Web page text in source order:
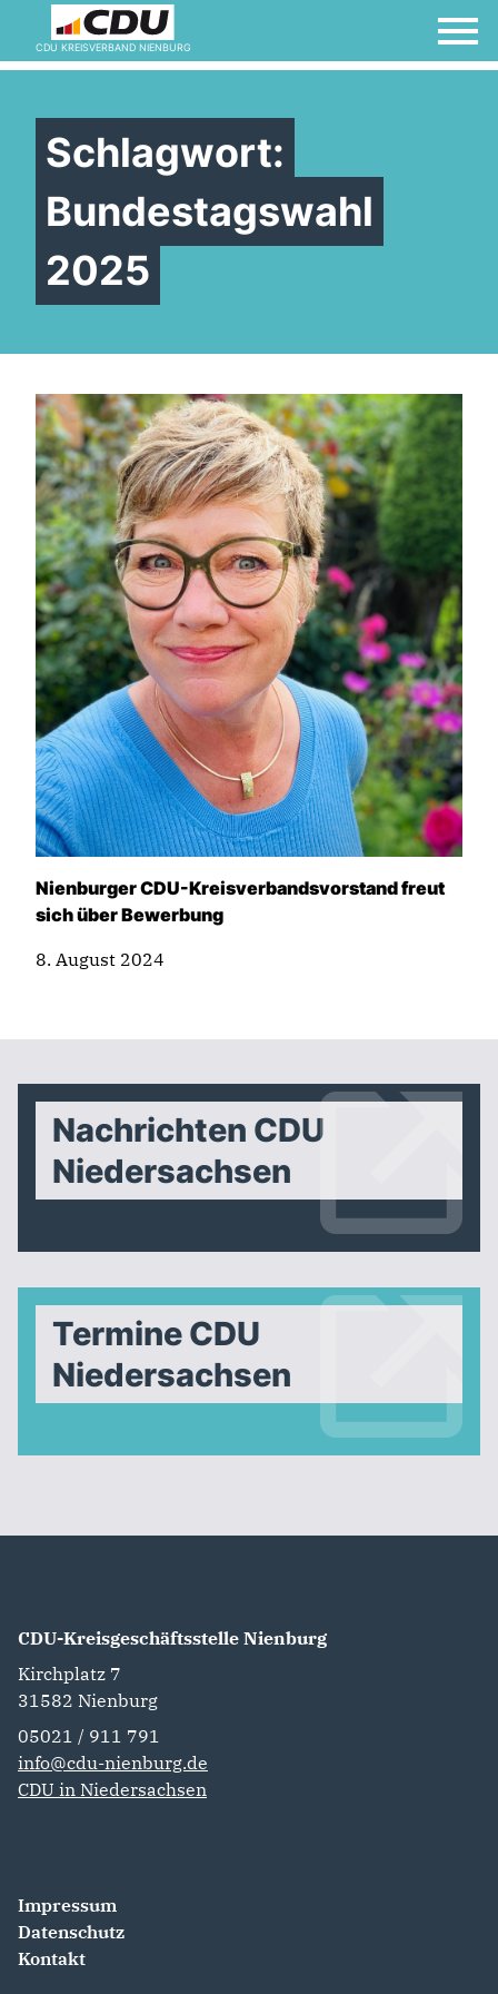
CDU KREISVERBAND NIENBURG
Schlagwort:
Bundestagswahl
2025
Nienburger CDU-Kreisverbandsvorstand freut
sich über Bewerbung
8. August 2024
Nachrichten CDU
Niedersachsen
Termine CDU
Niedersachsen
CDU-Kreisgeschäftsstelle Nienburg
Kirchplatz 7
31582 Nienburg
05021 / 911 791
info@cdu-nienburg.de
CDU in Niedersachsen
Impressum
Datenschutz
Kontakt